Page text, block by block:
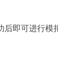
后即可进行模